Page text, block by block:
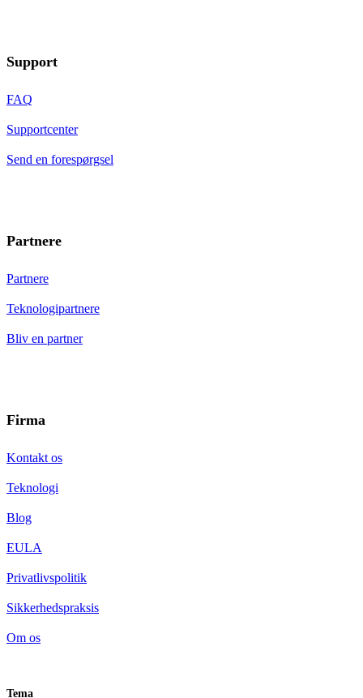
Support
FAQ
Supportcenter
Send en forespørgsel
Partnere
Partnere
Teknologipartnere
Bliv en partner
Firma
Kontakt os
Teknologi
Blog
EULA
Privatlivspolitik
Sikkerhedspraksis
Om os
Tema